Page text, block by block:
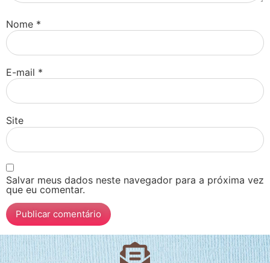
Nome *
E-mail *
Site
Salvar meus dados neste navegador para a próxima vez
que eu comentar.